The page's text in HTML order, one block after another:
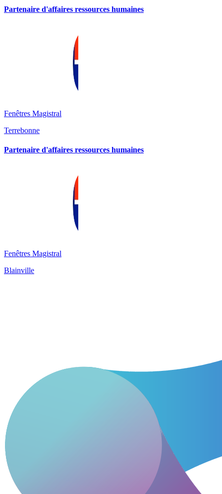
Partenaire d'affaires ressources humaines
Fenêtres Magistral
Terrebonne
Partenaire d'affaires ressources humaines
Fenêtres Magistral
Blainville